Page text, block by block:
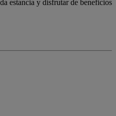
estancia y disfrutar de beneficios